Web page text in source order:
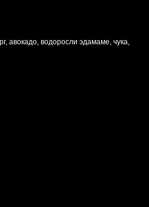
авокадо, водоросли эдамаме, чука,